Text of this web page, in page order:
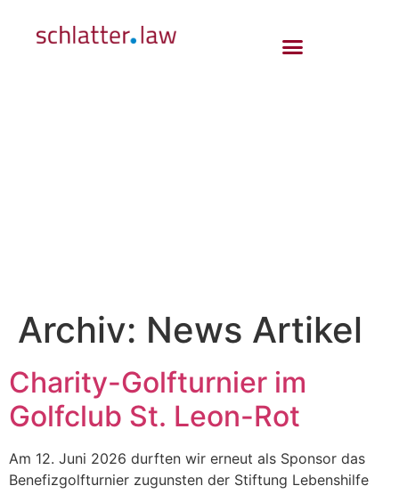
Archiv: News Artikel
Charity-Golfturnier im
Golfclub St. Leon-Rot
Am 12. Juni 2026 durften wir erneut als Sponsor das
Benefizgolfturnier zugunsten der Stiftung Lebenshilfe